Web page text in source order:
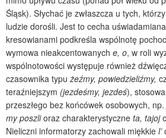
Śląsk). Słychać je zwłaszcza u tych,
ludzie dorośli. Jest to cecha
kresowianami podkreśla wspólnotę
wymowa nieakcentowanych e, o, w roli
wspólnotowości występuje również
czasownika typużeźmy, powiedzieliźmy,
teraźniejszym (jezdeśmy, jezdeś),
przeszłego bez końcówek osobowych, np.
my poszlioraz charakterystyczne ta, tajoj
Nieliczni informatorzy zachowali miękkie l’